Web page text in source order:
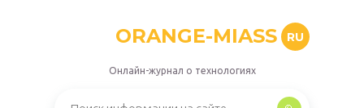
ORANGE-MIASS RU
Онлайн-журнал о технологиях